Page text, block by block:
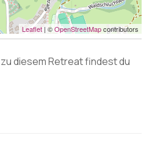
Leaflet | ©OpenStreetMapcontributors
diesem Retreat findest du